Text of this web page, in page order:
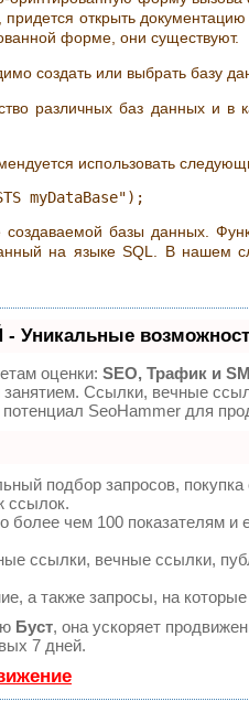
открыть
форме, они существуют.
создать или выбрать базу
различных баз данных и в
использовать
создаваемой базы данных.
на языке SQL. В нашем
оценки: SEO, Трафик и
Ссылки, вечные
SeoHammer для
подбор запросов,
ссылок.
более чем 100 показателям и
ссылки, вечные ссылки,
а также запросы, на
Буст, она ускоряет
7 дней.